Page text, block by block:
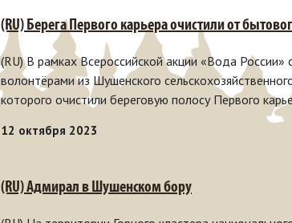
(RU) Берега Первого карьера очистили от
(RU) В рамках Всероссийской акции «Вода
волонтёрами из Шушенского
которого очистили береговую полосу Первого
12 октября 2023
(RU) Адмирал в Шушенском бору